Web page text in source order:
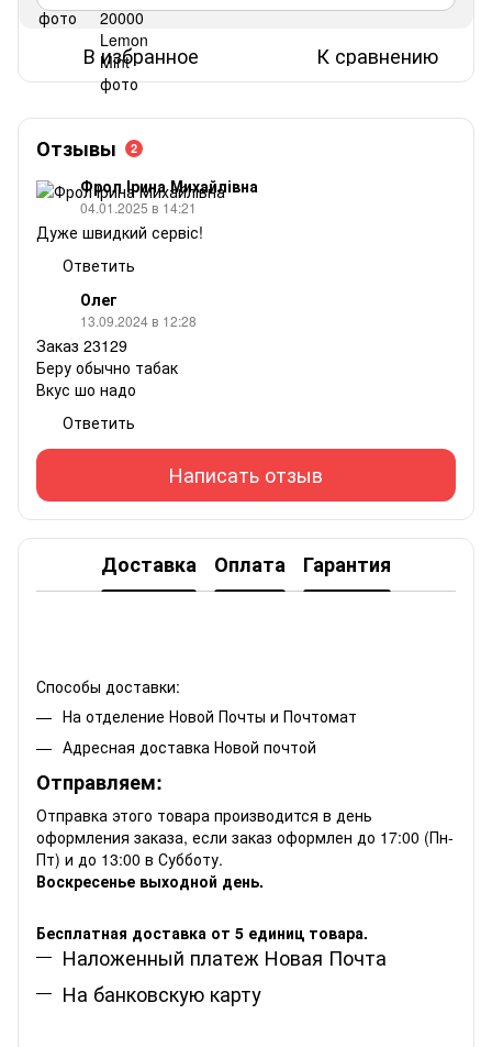
В избранное К сравнению
Отзывы 2
Фрол Ірина Михайлівна
04.01.2025 в 14:21
Дуже швидкий сервіс!
Ответить
Олег
13.09.2024 в 12:28
Заказ 23129
Беру обычно табак
Вкус шо надо
Ответить
Написать отзыв
Доставка Оплата Гарантия
Способы доставки:
На отделение Новой Почты и Почтомат
Адресная доставка Новой почтой
Отправляем:
Отправка этого товара производится в день
оформления заказа, если заказ оформлен до 17:00 (Пн-
Пт) и до 13:00 в Субботу.
Воскресенье выходной день.
Бесплатная доставка от 5 единиц товара.
Наложенный платеж Новая Почта
На банковскую карту